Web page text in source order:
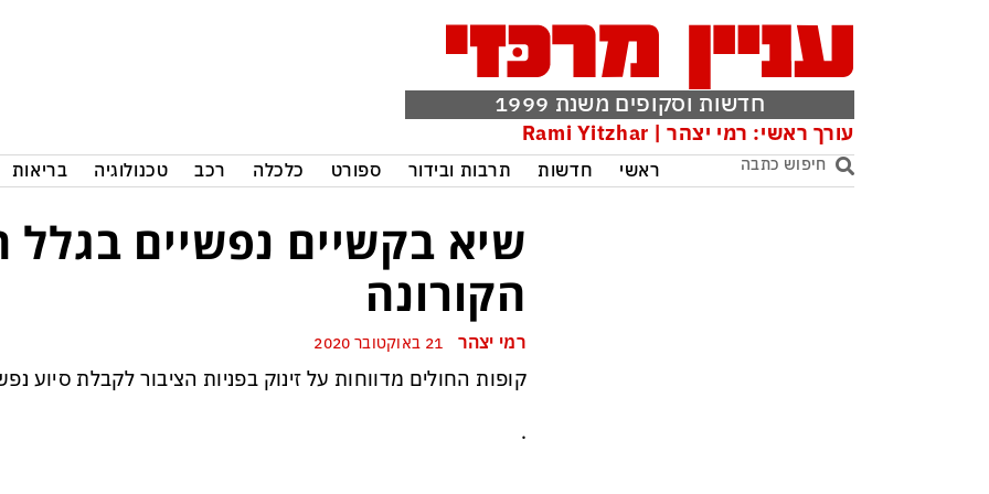
חדשות וסקופים משנת 1999
עורך ראשי: רמי יצהר | Rami Yitzhar
ראשי חדשות תרבות ובידור ספורט כלכלה רכב טכנולוגיה בריאות
שיא בקשיים נפשיים בגלל
הקורונה
רמי יצהר
קופות החולים מדווחות על זינוק בפניות הציבור לקבלת סיוע
.